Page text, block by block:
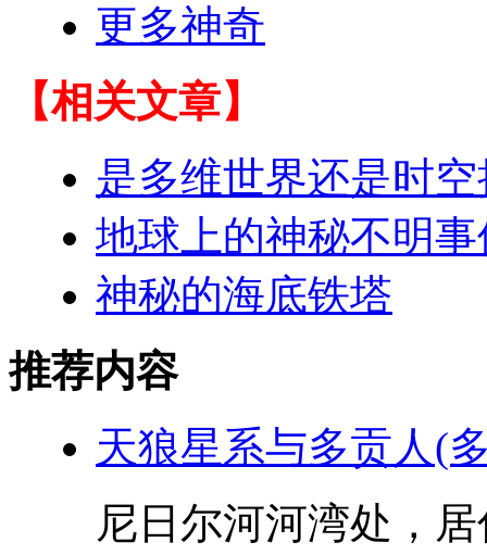
更多神奇
【相关文章】
是多维世界还是时
地球上的神秘不明事
神秘的海底铁塔
推荐内容
天狼星系与多贡人(
尼日尔河河湾处，